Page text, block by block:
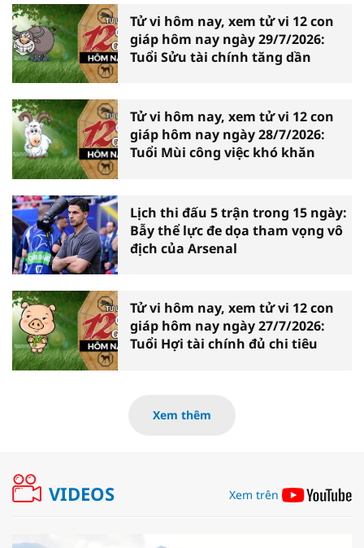
Tử vi hôm nay, xem tử vi 12 con
giáp hôm nay ngày 29/7/2026:
Tuổi Sửu tài chính tăng dần
Tử vi hôm nay, xem tử vi 12 con
giáp hôm nay ngày 28/7/2026:
Tuổi Mùi công việc khó khăn
Lịch thi đấu 5 trận trong 15 ngày:
Bẫy thể lực đe dọa tham vọng vô
địch của Arsenal
Tử vi hôm nay, xem tử vi 12 con
giáp hôm nay ngày 27/7/2026:
Tuổi Hợi tài chính đủ chi tiêu
Xem thêm
VIDEOS Xem trên